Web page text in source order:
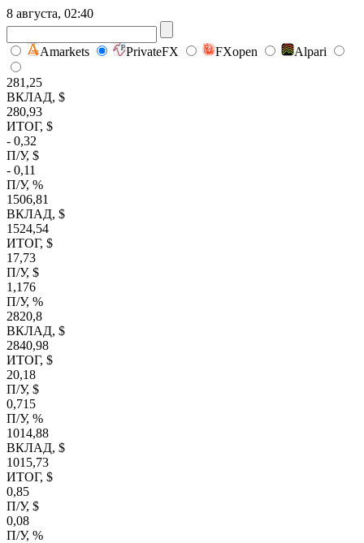
8 августа, 02:40
Amarkets PrivateFX FXopen Alpari
281,25
ВКЛАД, $
280,93
ИТОГ, $
- 0,32
П/У, $
- 0,11
П/У, %
1506,81
ВКЛАД, $
1524,54
ИТОГ, $
17,73
П/У, $
1,176
П/У, %
2820,8
ВКЛАД, $
2840,98
ИТОГ, $
20,18
П/У, $
0,715
П/У, %
1014,88
ВКЛАД, $
1015,73
ИТОГ, $
0,85
П/У, $
0,08
П/У, %